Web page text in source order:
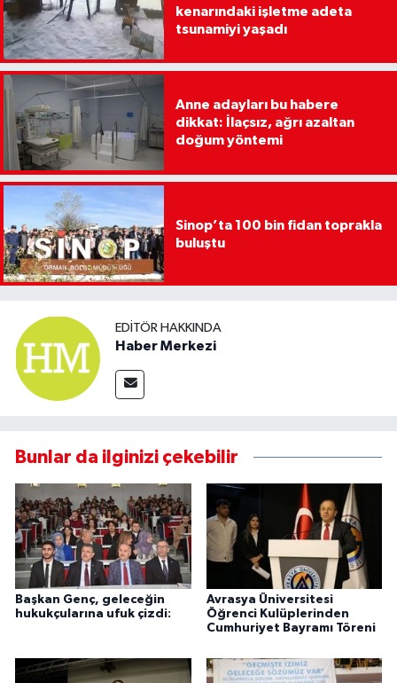
kenarındaki işletme adeta
tsunamiyi yaşadı
Anne adayları bu habere
dikkat: İlaçsız, ağrı azaltan
doğum yöntemi
Sinop’ta 100 bin fidan toprakla
buluştu
EDITÖR HAKKINDA
Haber Merkezi
Bunlar da ilginizi çekebilir
Başkan Genç, geleceğin
hukukçularına ufuk çizdi:
Avrasya Üniversitesi
Öğrenci Kulüplerinden
Cumhuriyet Bayramı Töreni